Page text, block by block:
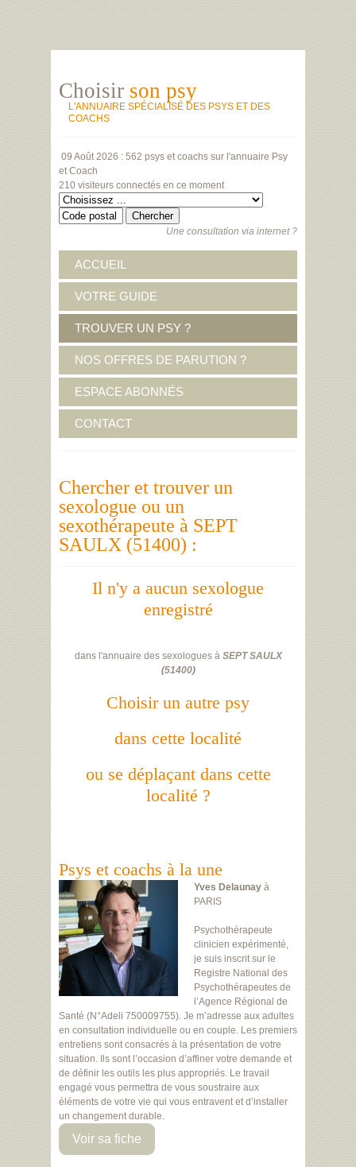
Choisir son psy
L'ANNUAIRE SPÉCIALISÉ DES PSYS ET DES
COACHS
09 Août 2026 : 562 psys et coachs sur l'annuaire Psy
et Coach
210 visiteurs connectés en ce moment
Une consultation via internet ?
ACCUEIL
VOTRE GUIDE
TROUVER UN PSY ?
NOS OFFRES DE PARUTION ?
ESPACE ABONNÉS
CONTACT
Chercher et trouver un
sexologue ou un
sexothérapeute à SEPT
SAULX (51400) :
Il n'y a aucun sexologue
enregistré
dans l'annuaire des sexologues à SEPT SAULX
(51400)
Choisir un autre psy
dans cette localité
ou se déplaçant dans cette
localité ?
Psys et coachs à la une
Yves Delaunay à
PARIS
Psychothérapeute
clinicien expérimenté,
je suis inscrit sur le
Registre National des
Psychothérapeutes de
l’Agence Régional de
Santé (N°Adeli 750009755). Je m’adresse aux adultes
en consultation individuelle ou en couple. Les premiers
entretiens sont consacrés à la présentation de votre
situation. Ils sont l’occasion d’affiner votre demande et
de définir les outils les plus appropriés. Le travail
engagé vous permettra de vous soustraire aux
éléments de votre vie qui vous entravent et d’installer
un changement durable.
Voir sa fiche